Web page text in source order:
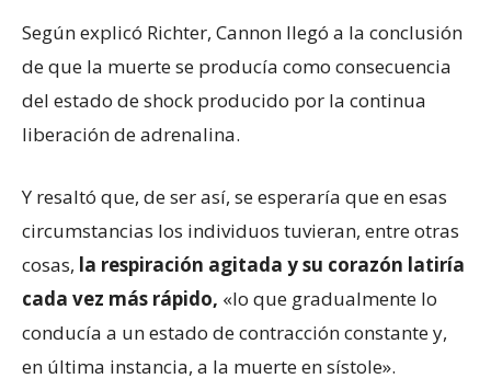
Según explicó Richter, Cannon llegó a la conclusión
de que la muerte se producía como consecuencia
del estado de shock producido por la continua
liberación de adrenalina.
Y resaltó que, de ser así, se esperaría que en esas
circumstancias los individuos tuvieran, entre otras
cosas, la respiración agitada y su corazón latiría
cada vez más rápido, «lo que gradualmente lo
conducía a un estado de contracción constante y,
en última instancia, a la muerte en sístole».